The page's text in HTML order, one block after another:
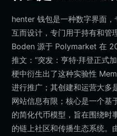
henter 钱包是一种数字界面
互而设计，专门用于持有和
Boden 源于 Polymarket 在
推文：“突发：亨特·拜登正式
梗中衍生出了这种实验性
进行推广；其创建和运营大多
网站信息有限；核心是一个基
的简化代币模型，旨在围绕时
的链上社区和传播生态系统。